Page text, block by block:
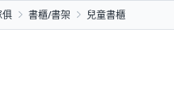
俱 書櫃/書架 兒童書櫃